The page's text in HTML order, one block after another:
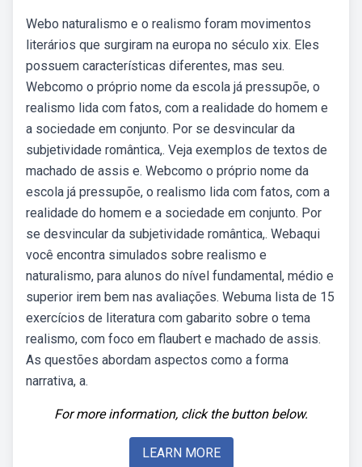
Webo naturalismo e o realismo foram movimentos
literários que surgiram na europa no século xix. Eles
possuem características diferentes, mas seu.
Webcomo o próprio nome da escola já pressupõe, o
realismo lida com fatos, com a realidade do homem e
a sociedade em conjunto. Por se desvincular da
subjetividade romântica,. Veja exemplos de textos de
machado de assis e. Webcomo o próprio nome da
escola já pressupõe, o realismo lida com fatos, com a
realidade do homem e a sociedade em conjunto. Por
se desvincular da subjetividade romântica,. Webaqui
você encontra simulados sobre realismo e
naturalismo, para alunos do nível fundamental, médio e
superior irem bem nas avaliações. Webuma lista de 15
exercícios de literatura com gabarito sobre o tema
realismo, com foco em flaubert e machado de assis.
As questões abordam aspectos como a forma
narrativa, a.
For more information, click the button below.
LEARN MORE